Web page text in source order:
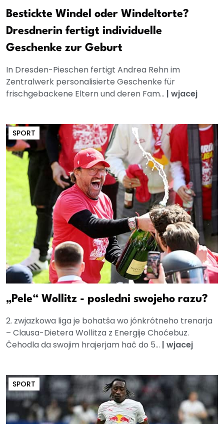
Bestickte Windel oder Windeltorte?
Dresdnerin fertigt individuelle
Geschenke zur Geburt
In Dresden-Pieschen fertigt Andrea Rehn im
Zentralwerk personalisierte Geschenke für
frischgebackene Eltern und deren Fam... | wjacej
SPORT
„Pele“ Wollitz - posledni swojeho razu?
2. zwjazkowa liga je bohatša wo jónkrótneho trenarja
– Clausa-Dietera Wollitza z Energije Choćebuz.
Čehodla da swojim hrajerjam hač do 5... | wjacej
SPORT